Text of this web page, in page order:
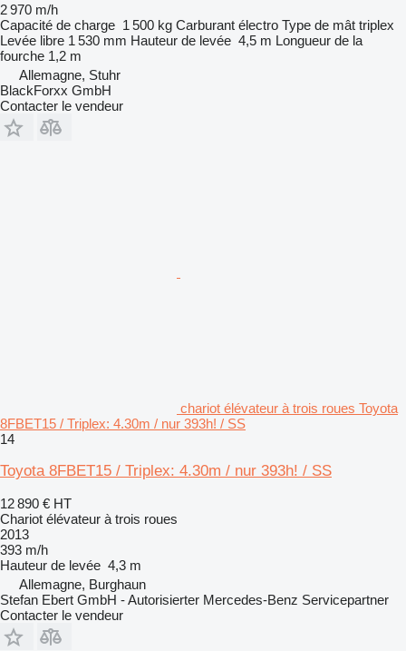
2 970 m/h
Capacité de charge 1 500 kg Carburant électro Type de mât triplex
Levée libre 1 530 mm Hauteur de levée 4,5 m Longueur de la
fourche 1,2 m
Allemagne, Stuhr
BlackForxx GmbH
Contacter le vendeur
chariot élévateur à trois roues Toyota
8FBET15 / Triplex: 4.30m / nur 393h! / SS
14
Toyota 8FBET15 / Triplex: 4.30m / nur 393h! / SS
12 890 € HT
Chariot élévateur à trois roues
2013
393 m/h
Hauteur de levée 4,3 m
Allemagne, Burghaun
Stefan Ebert GmbH - Autorisierter Mercedes-Benz Servicepartner
Contacter le vendeur